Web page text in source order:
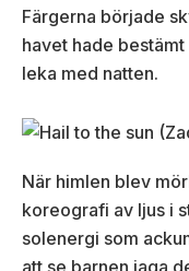
Färgerna började
havet hade
leka med natten.
När himlen blev
koreografi av ljus i
solenergi som